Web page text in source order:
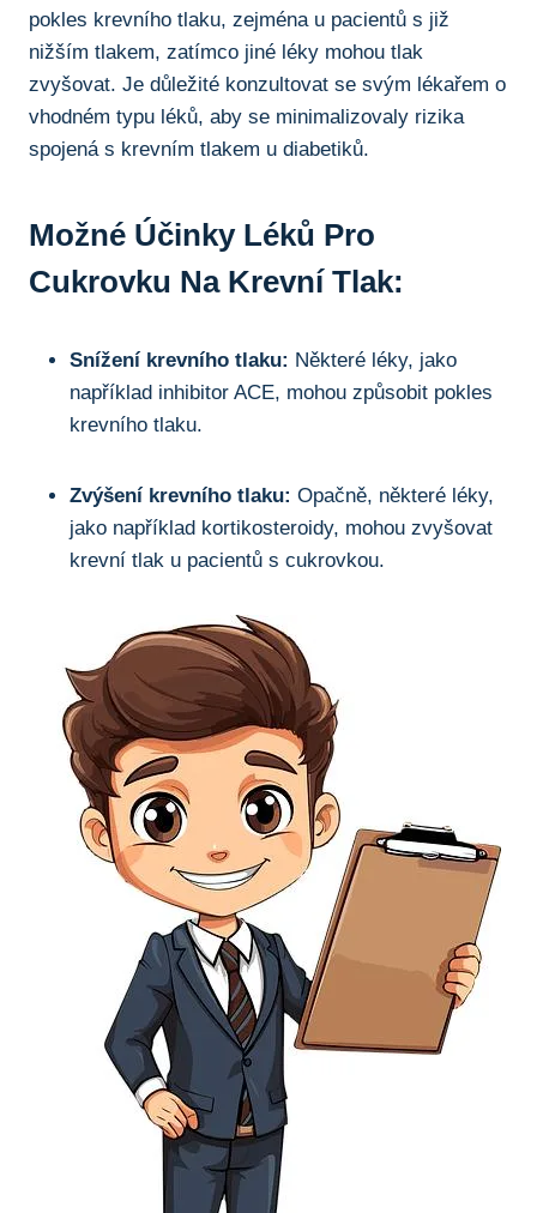
pokles krevního tlaku, zejména u pacientů s již
nižším tlakem, zatímco jiné léky mohou tlak
zvyšovat. Je důležité konzultovat se svým lékařem o
vhodném typu léků, aby se minimalizovaly rizika
spojená s krevním tlakem u diabetiků.
Možné Účinky Léků Pro
Cukrovku Na Krevní Tlak:
Snížení krevního tlaku: Některé léky, jako
například inhibitor ACE, mohou způsobit pokles
krevního tlaku.
Zvýšení krevního tlaku: Opačně, některé léky,
jako například kortikosteroidy, mohou zvyšovat
krevní tlak u pacientů s cukrovkou.